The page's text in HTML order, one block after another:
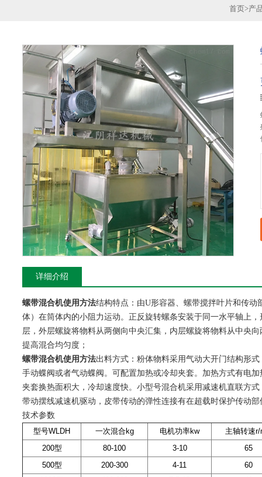
首页>产
详细介绍
螺带混合机使用方法结构特点：由U形容器、螺带搅拌叶片和传
体）在筒体内的小阻力运动。正反旋转螺条安装于同一水平轴上
层，外层螺旋将物料从两侧向中央汇集，内层螺旋将物料从中央
提高混合均匀度；
螺带混合机使用方法出料方式：粉体物料采用气动大开门结构形
手动蝶阀或者气动蝶阀。可配置加热或冷却夹套。加热方式有电
夹套换热面积大，冷却速度快。小型号混合机采用减速机直联方
带动摆线减速机驱动，皮带传动的弹性连接有在超载时保护传动部
技术参数
型号WLDH
一次混合kg 电机功率kw
主轴转速r/
200型
80-100 3-10
65
500型
200-300 4-11
60